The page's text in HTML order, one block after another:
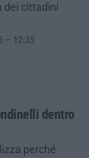
dei cittadini
– 12:35
dentro
perché